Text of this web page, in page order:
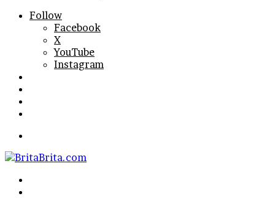
Follow
Facebook
X
YouTube
Instagram